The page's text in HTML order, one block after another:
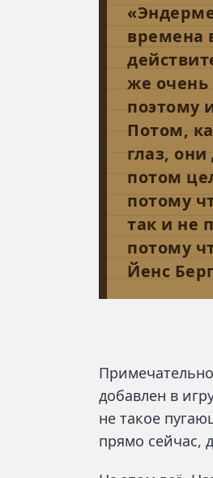
времена
же очень
поэтому
Потом,
глаз,
потом
потому
так и не
потому
Йенс
добавлен в
не такое
прямо сейчас,